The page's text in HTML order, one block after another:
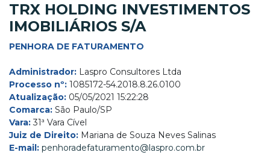
TRX HOLDING INVESTIMENTOS
IMOBILIÁRIOS S/A
PENHORA DE FATURAMENTO
Administrador: Laspro Consultores Ltda
Processo nº: 1085172-54.2018.8.26.0100
Atualização: 05/05/2021 15:22:28
Comarca: São Paulo/SP
Vara:31ª Vara Cível
Juiz de Direito: Mariana de Souza Neves Salinas
E-mail: penhoradefaturamento@laspro.com.br